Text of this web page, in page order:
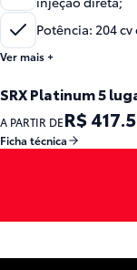
SRX Platinum 5
A PARTIR DER$
Ficha técnica
Potência: 204
Ver mais +